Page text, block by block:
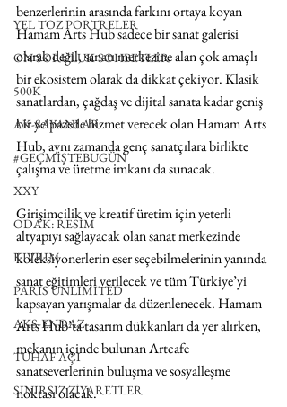
YEL TOZ PORTRELER
ON SORULUK SOHBETLER
500K
AK-SAYANLAR
#GEÇMİŞTEBUGÜN
XXY
ODAK: RESİM
KIVRIM
PARIS UNLIMITED
AKS-ENDAZ
TUHAF AÇI
SINIRSIZ ZİYARETLER
benzerlerinin arasında farkını ortaya koyan
Hamam Arts Hub sadece bir sanat galerisi
olarak değil, sanatı merkezine alan çok amaçlı
bir ekosistem olarak da dikkat çekiyor. Klasik
sanatlardan, çağdaş ve dijital sanata kadar geniş
bir yelpazede hizmet verecek olan Hamam Arts
Hub, aynı zamanda genç sanatçılara birlikte
çalışma ve üretme imkanı da sunacak.
Girişimcilik ve kreatif üretim için yeterli
altyapıyı sağlayacak olan sanat merkezinde
koleksiyonerlerin eser seçebilmelerinin yanında
sanat eğitimleri verilecek ve tüm Türkiye’yi
kapsayan yarışmalar da düzenlenecek. Hamam
Arts Hub’ta tasarım dükkanları da yer alırken,
mekanın içinde bulunan Artcafe
sanatseverlerinin buluşma ve sosyalleşme
noktası olacak.